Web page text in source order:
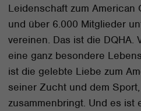
Leidenschaft zum American
und über 6.000 Mitglieder
vereinen. Das ist die DQHA.
eine ganz besondere
ist die gelebte Liebe zum
seiner Zucht und dem
zusammenbringt. Und es ist